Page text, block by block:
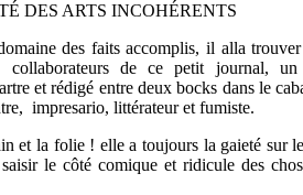
DES ARTS INCOHÉRENTS
des faits accomplis, il alla
collaborateurs de ce petit journal, un
et rédigé entre deux bocks dans le
impresario, littérateur et fumiste.
et la folie ! elle a toujours la gaieté sur
le côté comique et ridicule des